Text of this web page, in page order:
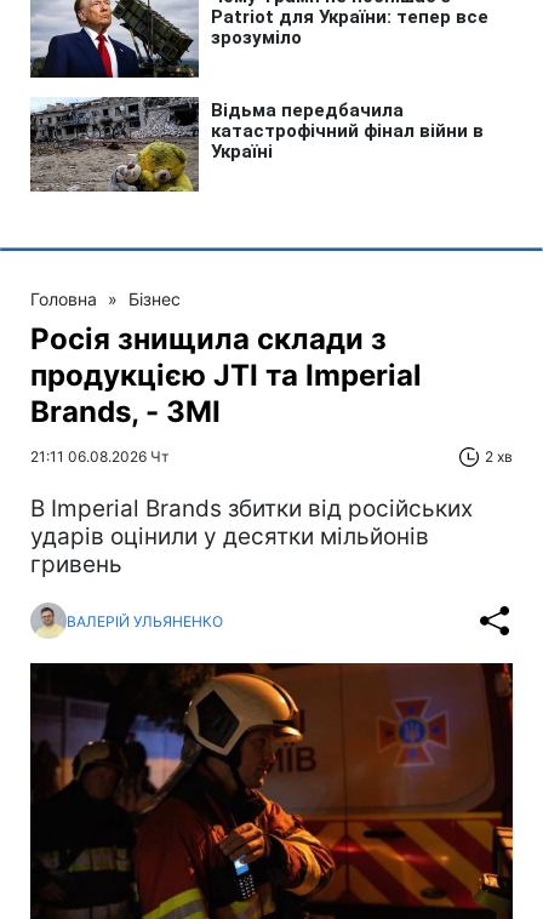
Головна » Бізнес
Росія знищила склади з
продукцією JTI та Imperial
Brands, - ЗМІ
21:11 06.08.2026 Чт 2 хв
В Imperial Brands збитки від російських
ударів оцінили у десятки мільйонів
гривень
ВАЛЕРІЙ УЛЬЯНЕНКО